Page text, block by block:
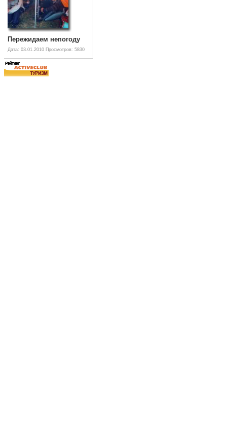
Пережидаем непогоду
Дата: 03.01.2010 Просмотров: 5830